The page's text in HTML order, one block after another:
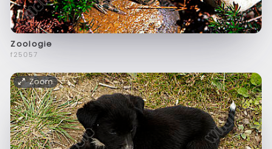
Zoologie
f25057
Zoom